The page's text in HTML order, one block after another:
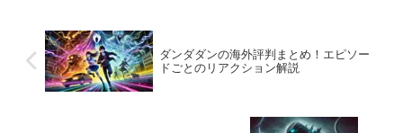
ダンダダンの海外評判まとめ！エピソー
ドごとのリアクション解説